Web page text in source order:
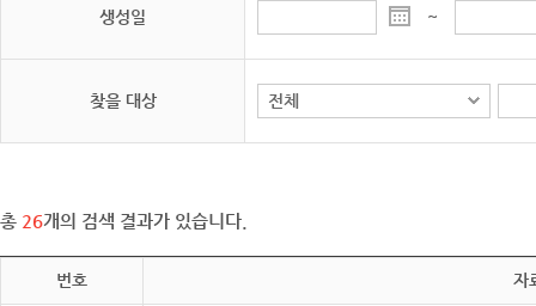
생성일 ~
찾을 대상
총 26개의 검색 결과가 있습니다.
번호 자